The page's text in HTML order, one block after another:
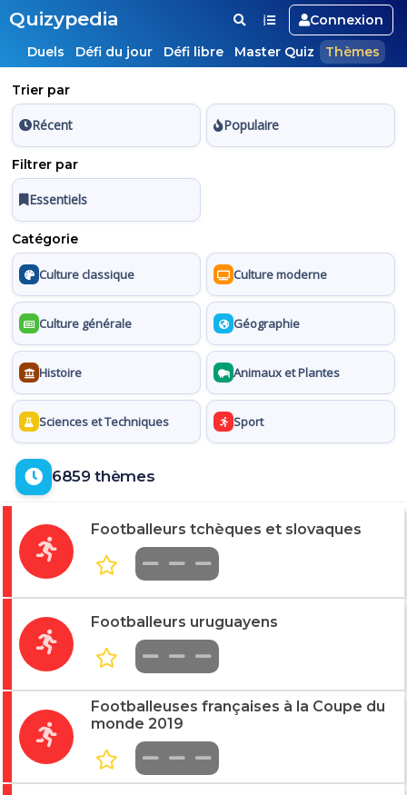
Quizypedia
Connexion
Duels
Défi du jour Défi libre Master Quiz Thèmes
Trier par
Récent Populaire
Filtrer par
Essentiels
Catégorie
Culture classique Culture moderne
Culture générale Géographie
Histoire Animaux et Plantes
Sciences et Techniques Sport
6859 thèmes
Footballeurs tchèques et slovaques
Footballeurs uruguayens
Footballeuses françaises à la Coupe du
monde 2019